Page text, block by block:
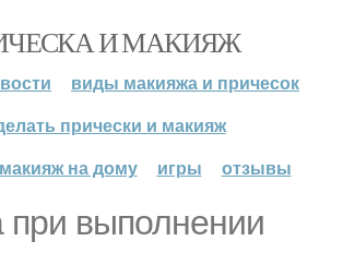
И МАКИЯЖ
виды макияжа и причесок
прически и макияж
на дому
игры отзывы
при выполнении